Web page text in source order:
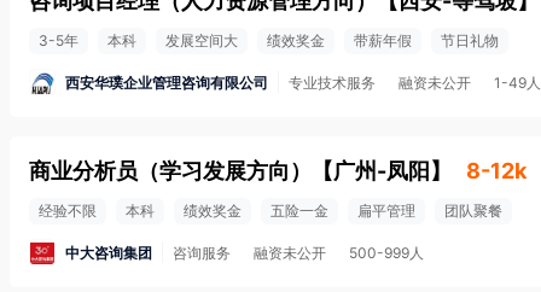
3-5年 本科 发展空间大 绩效奖金 带薪年假 节日礼物
西安华璞企业管理咨询有限公司 专业技术服务 融资未公开 1-49人
商业分析员（学习发展方向） 【广州-凤阳 】 8-12k
经验不限 本科 绩效奖金 五险一金 扁平管理 团队聚餐
中大咨询集团 咨询服务 融资未公开 500-999人